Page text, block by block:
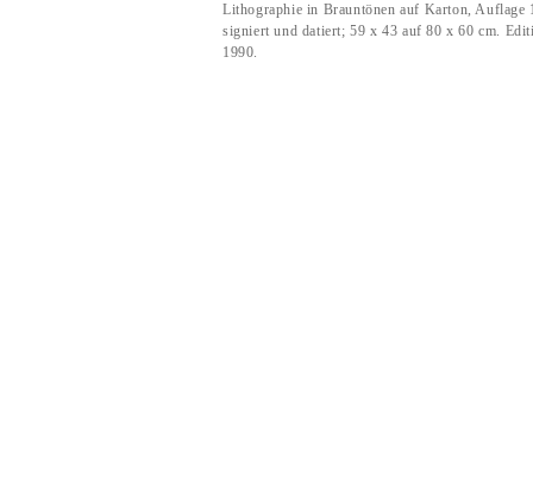
Lithographie in Brauntönen auf Karton, Auflage
signiert und datiert; 59 x 43 auf 80 x 60 cm.
1990.